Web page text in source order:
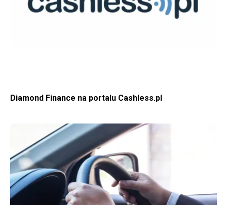
Diamond Finance na portalu Cashless.pl